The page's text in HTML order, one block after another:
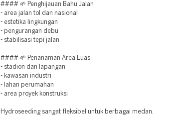
#### 🌱 Penghijauan Bahu Jalan
- area jalan tol dan nasional
- estetika lingkungan
- pengurangan debu
- stabilisasi tepi jalan
#### 🌱 Penanaman Area Luas
- stadion dan lapangan
- kawasan industri
- lahan perumahan
- area proyek konstruksi
Hydroseeding sangat fleksibel untuk berbagai medan.